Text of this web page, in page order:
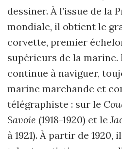
dessiner. À l’issue de la
mondiale, il obtient le
corvette, premier
supérieurs de la marine.
continue à naviguer,
marine marchande et
télégraphiste : sur le
Savoie (1918-1920) et le
à 1921). À partir de 1920,